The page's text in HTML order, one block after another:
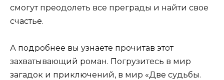
смогут преодолеть все преграды и найти свое
счастье.
А подробнее вы узнаете прочитав этот
захватывающий роман. Погрузитесь в мир
загадок и приключений, в мир «Две судьбы.